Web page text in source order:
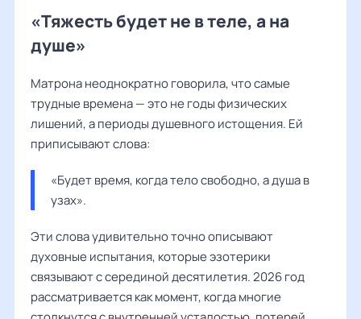
«Тяжесть будет не в теле, а на
душе»
Матрона неоднократно говорила, что самые
трудные времена — это не годы физических
лишений, а периоды душевного истощения. Ей
приписывают слова:
«Будет время, когда тело свободно, а душа в
узах».
Эти слова удивительно точно описывают
духовные испытания, которые эзотерики
связывают с серединой десятилетия. 2026 год
рассматривается как момент, когда многие